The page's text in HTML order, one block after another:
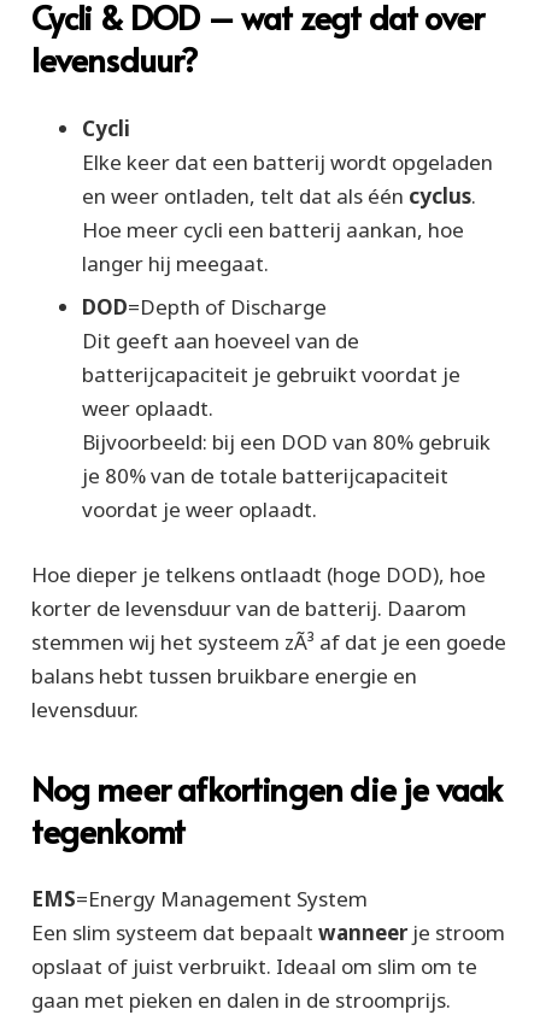
Cycli & DOD – wat zegt dat over
levensduur?
Cycli
Elke keer dat een batterij wordt opgeladen
en weer ontladen, telt dat als één cyclus.
Hoe meer cycli een batterij aankan, hoe
langer hij meegaat.
DOD=Depth of Discharge
Dit geeft aan hoeveel van de
batterijcapaciteit je gebruikt voordat je
weer oplaadt.
Bijvoorbeeld: bij een DOD van 80% gebruik
je 80% van de totale batterijcapaciteit
voordat je weer oplaadt.
Hoe dieper je telkens ontlaadt (hoge DOD), hoe
korter de levensduur van de batterij. Daarom
stemmen wij het systeem zÃ³ af dat je een goede
balans hebt tussen bruikbare energie en
levensduur.
Nog meer afkortingen die je vaak
tegenkomt
EMS=Energy Management System
Een slim systeem dat bepaalt wanneer je stroom
opslaat of juist verbruikt. Ideaal om slim om te
gaan met pieken en dalen in de stroomprijs.